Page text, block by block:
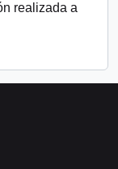
realizada a